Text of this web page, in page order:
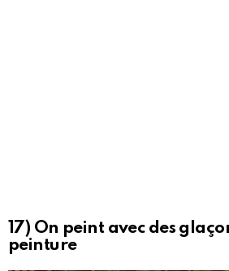
17) On peint avec des
peinture